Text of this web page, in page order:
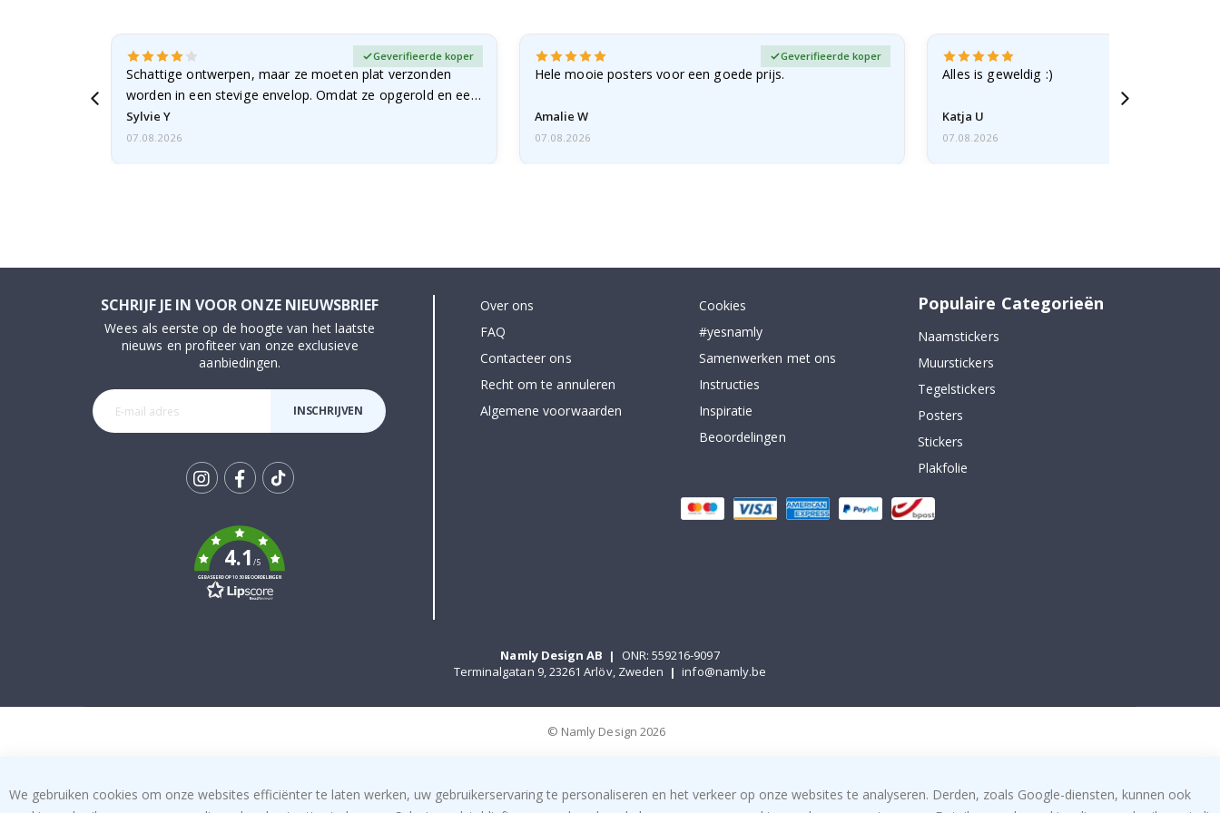
Schattige ontwerpen, maar ze moeten plat verzonden
worden in een stevige envelop. Omdat ze opgerold en een
beetje…
Sylvie Y
Geverifieerde koper
07.08.2026
Hele mooie posters voor een goede prijs.
Amalie W
Geverifieerde koper
07.08.2026
Alles is geweldig :)
Katja U
07.08.2026
SCHRIJF JE IN VOOR ONZE NIEUWSBRIEF
Wees als eerste op de hoogte van het laatste
nieuws en profiteer van onze exclusieve
aanbiedingen.
INSCHRIJVEN
k
4.1/5
GEBASEERD OP 1030 BEOORDELINGEN
Over ons
FAQ
Contacteer ons
Recht om te annuleren
Algemene voorwaarden
Cookies
#yesnamly
Samenwerken met ons
Instructies
Inspiratie
Beoordelingen
Populaire Categorieën
Naamstickers
Muurstickers
Tegelstickers
Posters
Stickers
Plakfolie
Namly Design AB |
ONR: 559216-9097
Terminalgatan 9, 23261 Arlöv, Zweden | info@namly.be
© Namly Design 2026
We gebruiken cookies om onze websites efficiënter te laten werken, uw gebruikerservaring te personaliseren en het verkeer op onze websites te analyseren. Derden, zoals Google-diensten, kunnen ook